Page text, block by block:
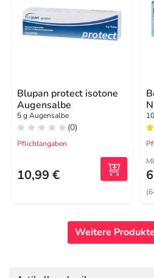
Blupan protect isotone
Augensalbe
5 g Augensalbe
(0)
Pflichtangaben
10,99 €
Weitere